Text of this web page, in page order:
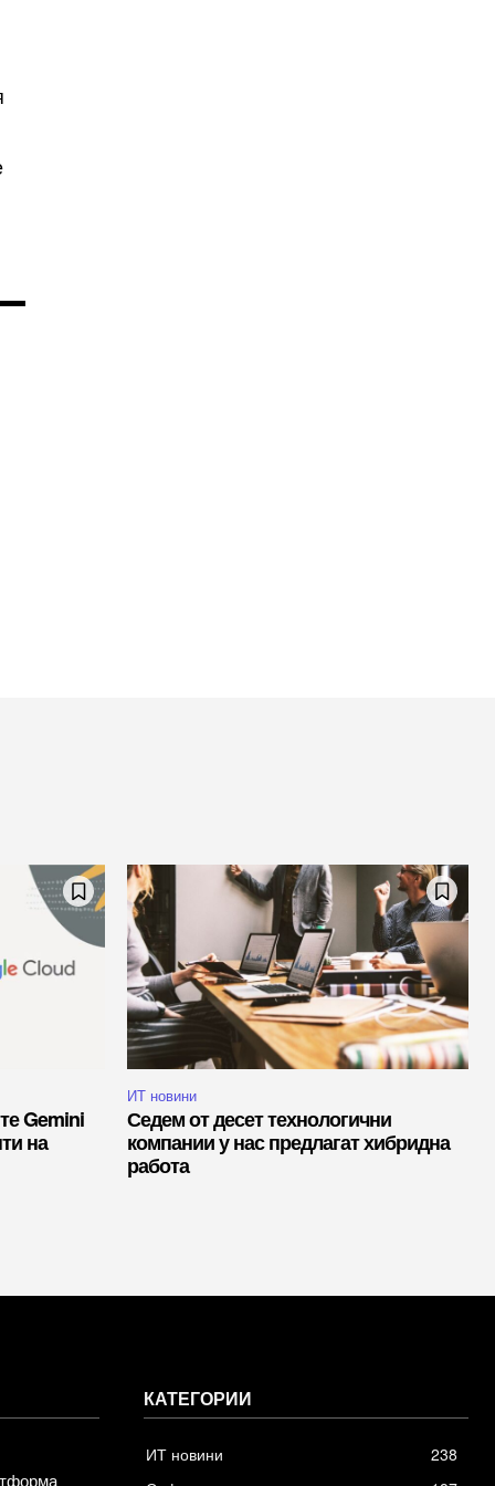
Gemini
на
ИТ новини
Седем от десет технологични
компании у нас предлагат хибридна
работа
КАТЕГОРИИ
ИТ новини
238